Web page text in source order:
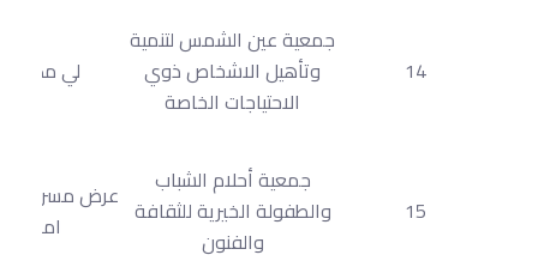
14
جمعية عين الشمس لتنمية
وتأهيل الاشخاص ذوي
الاحتياجات الخاصة
لي مكان
15
جمعية أحلام الشباب
والطفولة الخيرية للثقافة
والفنون
عرض مسرحية
امرا